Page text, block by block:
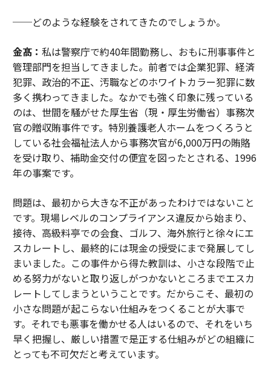
──どのような経験をされてきたのでしょうか。
金髙： 私は警察庁で約40年間勤務し、おもに刑事事件と
管理部門を担当してきました。前者では企業犯罪、経済
犯罪、政治的不正、汚職などのホワイトカラー犯罪に数
多く携わってきました。なかでも強く印象に残っている
のは、世間を騒がせた厚生省（現・厚生労働省）事務次
官の贈収賄事件です。特別養護老人ホームをつくろうと
している社会福祉法人から事務次官が6,000万円の賄賂
を受け取り、補助金交付の便宜を図ったとされる、1996
年の事案です。
問題は、最初から大きな不正があったわけではないこと
です。現場レベルのコンプライアンス違反から始まり、
接待、高級料亭での会食、ゴルフ、海外旅行と徐々にエ
スカレートし、最終的には現金の授受にまで発展してし
まいました。この事件から得た教訓は、小さな段階で止
める努力がないと取り返しがつかないところまでエスカ
レートしてしまうということです。だからこそ、最初の
小さな問題が起こらない仕組みをつくることが大事で
す。それでも悪事を働かせる人はいるので、それをいち
早く把握し、厳しい措置で是正する仕組みがどの組織に
とっても不可欠だと考えています。